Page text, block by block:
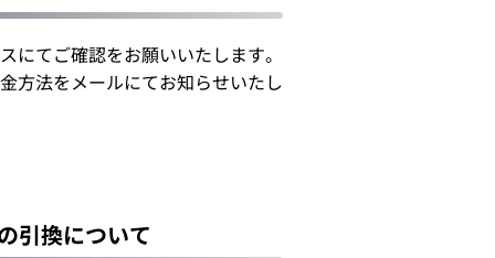
てご確認をお願いいたします。
方法をメールにてお知らせいたし
引換について